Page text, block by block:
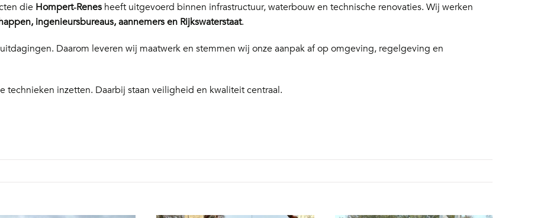
die Hompert‑Renesheeft uitgevoerd binnen infrastructuur, waterbouw en technische renovaties. Wij werken
ingenieursbureaus, aannemers en Rijkswaterstaat.
Daarom leveren wij maatwerk en stemmen wij onze aanpak af op omgeving, regelgeving en
technieken inzetten. Daarbij staan veiligheid en kwaliteit centraal.